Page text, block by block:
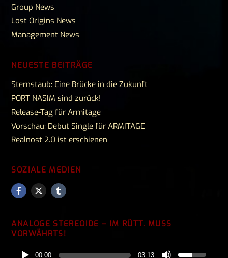
Group News
Lost Origins News
Management News
NEUESTE BEITRÄGE
Sternstaub: Eine Brücke in die Zukunft
PORT NASIM sind zurück!
Release-Tag für Armitage
Vorschau: Debut Single für ARMITAGE
Realnost 2.0 ist erschienen
SOZIALE MEDIEN
ANALOGE STEREOIDE – IM RÜTT. MUSS
VORWÄHRTS!
00:00 03:13